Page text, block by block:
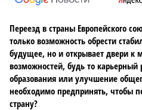
Переезд в страны Европейского
только возможность обрести
будущее, но и открывает двери к
возможностей, будь то карьерный
образования или улучшение
необходимо предпринять, чтобы
страну?